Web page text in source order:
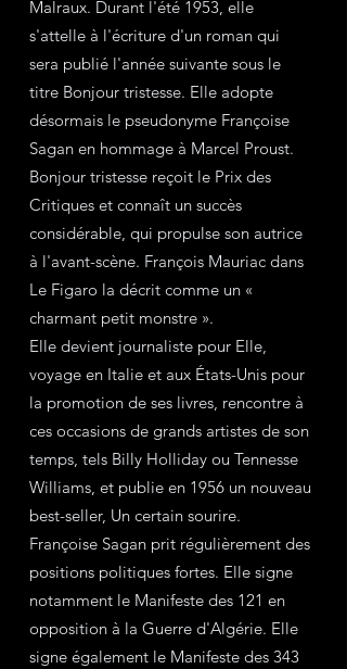
Malraux. Durant l'été 1953, elle
s'attelle à l'écriture d'un roman qui
sera publié l'année suivante sous le
titre Bonjour tristesse. Elle adopte
désormais le pseudonyme Françoise
Sagan en hommage à Marcel Proust.
Bonjour tristesse reçoit le Prix des
Critiques et connaît un succès
considérable, qui propulse son autrice
à l'avant-scène. François Mauriac dans
Le Figaro la décrit comme un «
charmant petit monstre ».
Elle devient journaliste pour Elle,
voyage en Italie et aux États-Unis pour
la promotion de ses livres, rencontre à
ces occasions de grands artistes de son
temps, tels Billy Holliday ou Tennesse
Williams, et publie en 1956 un nouveau
best-seller, Un certain sourire.
Françoise Sagan prit régulièrement des
positions politiques fortes. Elle signe
notamment le Manifeste des 121 en
opposition à la Guerre d'Algérie. Elle
signe également le Manifeste des 343